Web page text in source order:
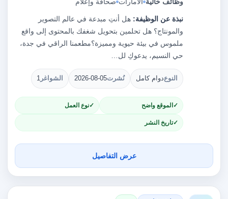
نبذة عن الوظيفة: هل أنتِ مبدعة في عالم التصوير
والمونتاج؟ هل تحلمين بتحويل شغفك بالمحتوى إلى واقع
ملموس في بيئة حيوية ومميزة؟مطعمنا الراقي في جدة،
حي النسيم، يدعوكِ لل…
النوعدوام كامل نُشرت2026-08-05 الشواغر 1
الموقع واضح نوع العمل
تاريخ النشر
عرض التفاصيل